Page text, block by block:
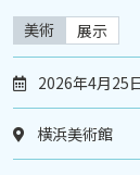
美術 展示
2026年4月25
横浜美術館